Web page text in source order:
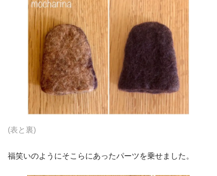
(表と裏)
福笑いのようにそこらにあったパーツを乗せました。